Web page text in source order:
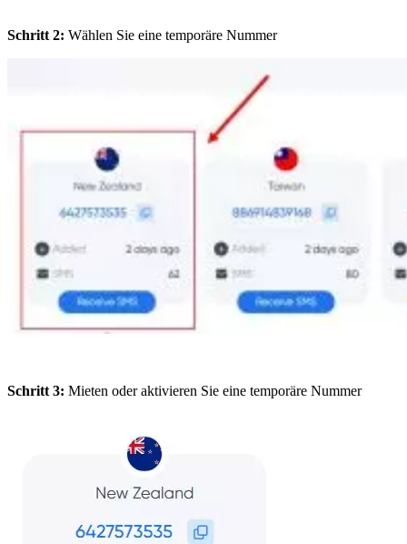
Schritt 2: Wählen Sie eine temporäre Nummer
Schritt 3: Mieten oder aktivieren Sie eine temporäre Nummer